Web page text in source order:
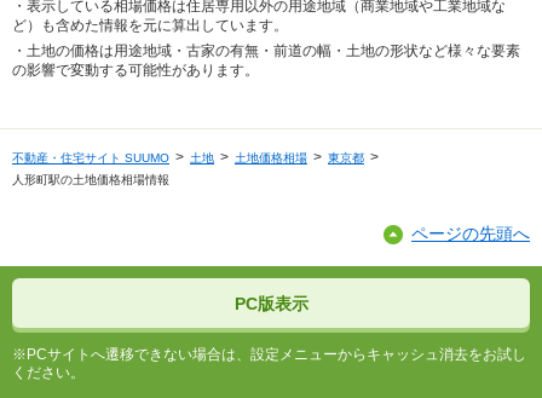
・表示している相場価格は住居専用以外の用途地域（商業地域や工業地域な
ど）も含めた情報を元に算出しています。
・土地の価格は用途地域・古家の有無・前道の幅・土地の形状など様々な要素
の影響で変動する可能性があります。
不動産・住宅サイト SUUMO 土地 土地価格相場
東京都
人形町駅の土地価格相場情報
ページの先頭へ
PC版表示
※PCサイトへ遷移できない場合は、設定メニューからキャッシュ消去をお試し
ください。